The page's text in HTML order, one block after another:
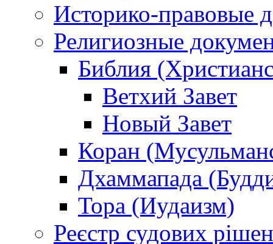
Историко-правовые
Религиозные
Библия
Ветхий Завет
Новый Завет
Коран
Дхаммапада
Тора (Иудаизм)
Реєстр судових